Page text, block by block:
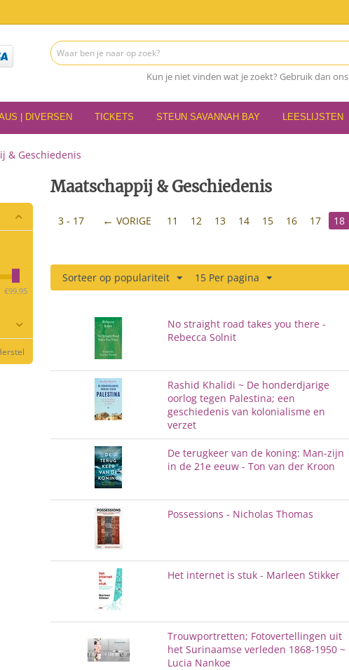
Kun je niet vinden wat je zoekt? Gebruik dan ons
| DIVERSEN TICKETS STEUN SAVANNAH BAY LEESLIJSTEN
& Geschiedenis
‎€99.95
Maatschappij & Geschiedenis
3 - 17 VORIGE 11 12 13 14 15 16 17 18
Sorteer op populariteit 15 Per pagina
No straight road takes you there -
Rebecca Solnit
Rashid Khalidi ~ De honderdjarige
oorlog tegen Palestina; een
geschiedenis van kolonialisme en
verzet
De terugkeer van de koning: Man-zijn
in de 21e eeuw - Ton van der Kroon
Possessions - Nicholas Thomas
Het internet is stuk - Marleen Stikker
Trouwportretten; Fotovertellingen uit
het Surinaamse verleden 1868-1950 ~
Lucia Nankoe